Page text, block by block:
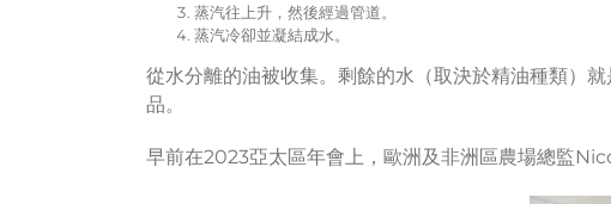
蒸汽往上升，然後經過管道。
蒸汽冷卻並凝結成水。
從水分離的油被收集。剩餘的水（取決於精油種類）
品。
早前在2023亞太區年會上，歐洲及非洲區農場總監